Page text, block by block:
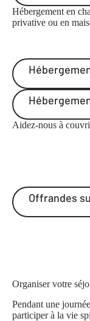
Hébergement en
privative ou en
Aidez-nous à
Offrandes
Organiser votre
Pendant une
participer à la vie